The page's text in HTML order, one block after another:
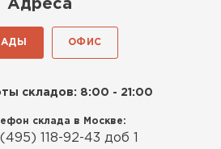
Адреса
ОФИС
складов: 8:00 - 21:00
склада в Москве:
118-92-43 доб 1